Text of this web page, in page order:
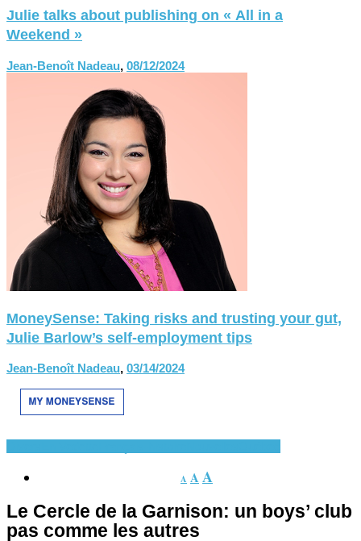
Julie talks about publishing on « All in a
Weekend »
Jean-Benoît Nadeau, 08/12/2024
MoneySense: Taking risks and trusting your gut,
Julie Barlow’s self-employment tips
Jean-Benoît Nadeau, 03/14/2024
A AA
Le Cercle de la Garnison: un boys’ club
pas comme les autres